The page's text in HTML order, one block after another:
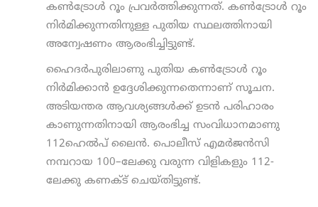
കൺട്രോൾ റൂം പ്രവർത്തിക്കുന്നത്. കൺട്രോൾ റൂം
നിർമിക്കുന്നതിനുള്ള പുതിയ സ്ഥലത്തിനായി
അന്വേഷണം ആരംഭിച്ചിട്ടുണ്ട്.
ഹൈദർപുരിലാണു പുതിയ കൺട്രോൾ റൂം
നിർമിക്കാൻ ഉദ്ദേശിക്കുന്നതെന്നാണ് സൂചന.
അടിയന്തര ആവശ്യങ്ങൾക്ക് ഉടൻ പരിഹാരം
കാണുന്നതിനായി ആരംഭിച്ച സംവിധാനമാണു
112ഹെൽ‌പ് ലൈൻ. പൊലീസ് എമർജൻസി
നമ്പറായ 100–ലേക്കു വരുന്ന വിളികളും 112-
ലേക്കു കണക്ട് ചെയ്തിട്ടുണ്ട്.